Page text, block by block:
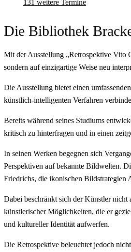
131 weitere Termine
Die Bibliothek
Mit der Ausstellung „Retrospektive Vito
sondern auf einzigartige Weise neu
Die Ausstellung bietet einen
künstlich-intelligenten Verfahren
Bereits während seines Studiums
kritisch zu hinterfragen und in einen
In seinen Werken begegnen sich
Perspektiven auf bekannte Bildwelten.
Friedrichs, die ikonischen Bildstrategien
Dabei beschränkt sich der Künstler
künstlerischer Möglichkeiten, die er
und kultureller Identität aufwerfen.
Die Retrospektive beleuchtet jedoch